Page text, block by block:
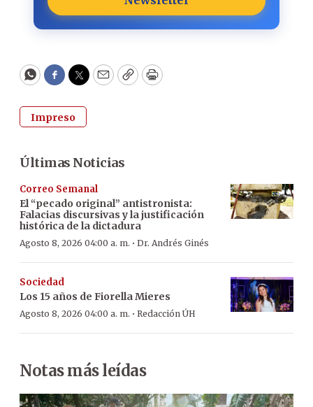
WhatsApp
Facebook
Twitter
EmailCopyPrint
Impreso
Últimas Noticias
Correo Semanal
El “pecado original” antistronista:
Falacias discursivas y la justificación
histórica de la dictadura
Agosto 8, 2026 04:00 a. m. · Dr. Andrés Ginés
Sociedad
Los 15 años de Fiorella Mieres
Agosto 8, 2026 04:00 a. m. · Redacción ÚH
Notas más leídas